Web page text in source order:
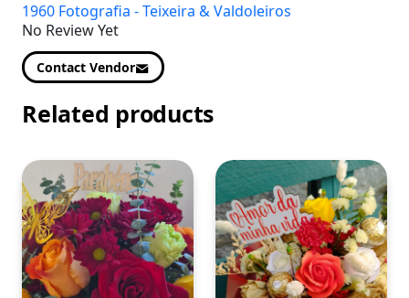
1960 Fotografia - Teixeira & Valdoleiros
No Review Yet
Contact Vendor
Related products